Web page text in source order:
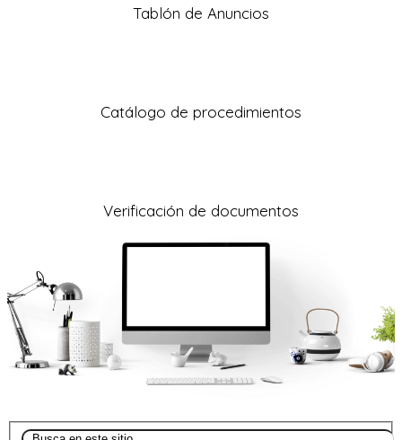
Tablón de Anuncios
Catálogo de procedimientos
Verificación de documentos